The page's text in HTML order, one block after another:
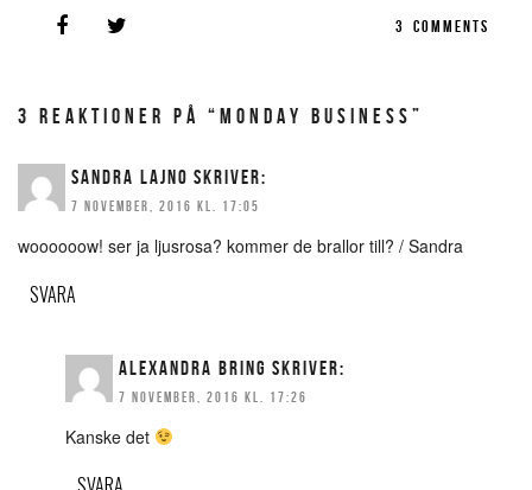
3 COMMENTS
3 REAKTIONER PÅ “MONDAY BUSINESS”
SANDRA LAJNO SKRIVER:
7 NOVEMBER, 2016 KL. 17:05
woooooow! ser ja ljusrosa? kommer de brallor till? / Sandra
SVARA
ALEXANDRA BRING SKRIVER:
7 NOVEMBER, 2016 KL. 17:26
Kanske det